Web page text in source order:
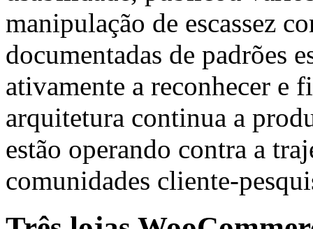
manipulação de escassez
documentadas de padrões
ativamente a reconhecer e
arquitetura continua a
estão operando contra a
comunidades cliente-